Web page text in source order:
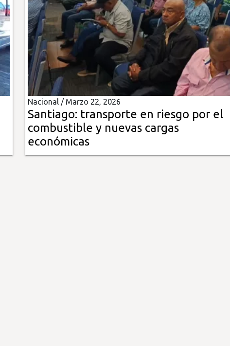
Nacional / Marzo 22, 2026
Santiago: transporte en riesgo por el
combustible y nuevas cargas
económicas